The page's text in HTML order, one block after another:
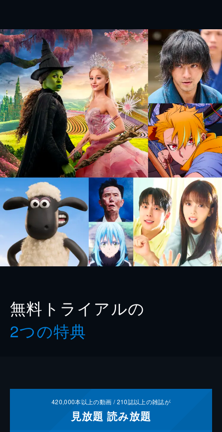
無料トライアルの
2つの特典
420,000本以上の動画 /210誌以上の雑誌が
見放題 読み放題